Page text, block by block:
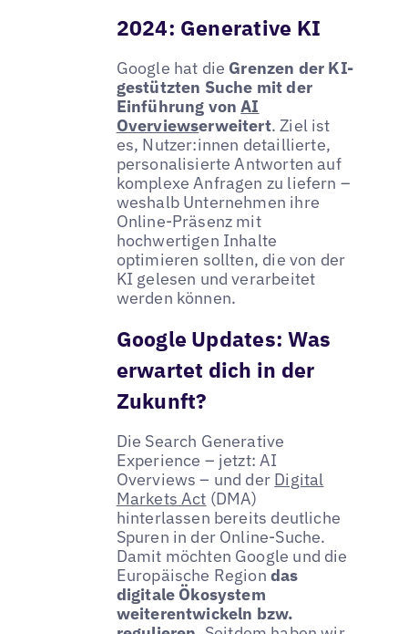
2024: Generative KI
Google hat die Grenzen der KI-
gestützten Suche mit der
Einführung vonAI
Overviewserweitert. Ziel ist
es, Nutzer:innen detaillierte,
personalisierte Antworten auf
komplexe Anfragen zu liefern –
weshalb Unternehmen ihre
Online-Präsenz mit
hochwertigen Inhalte
optimieren sollten, die von der
KI gelesen und verarbeitet
werden können.
Google Updates: Was
erwartet dich in der
Zukunft?
Die Search Generative
Experience – jetzt: AI
Overviews – und der Digital
Markets Act (DMA)
hinterlassen bereits deutliche
Spuren in der Online-Suche.
Damit möchten Google und die
Europäische Regiondas
digitale Ökosystem
weiterentwickeln bzw.